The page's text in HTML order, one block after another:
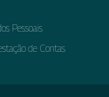
Pessoais
de Contas